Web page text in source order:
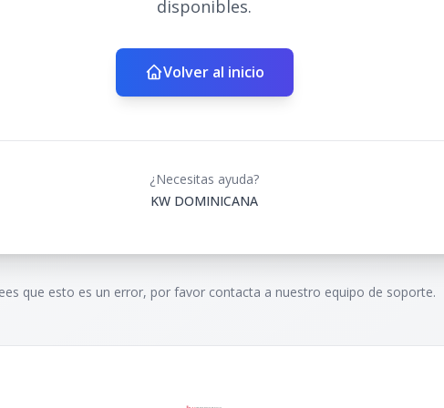
disponibles.
Volver al inicio
¿Necesitas ayuda?
KW DOMINICANA
que esto es un error, por favor contacta a nuestro equipo de soporte.